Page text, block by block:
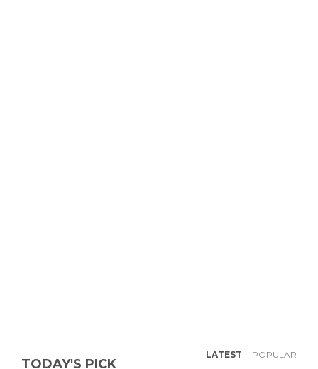
TODAY'S PICK
LATEST POPULAR